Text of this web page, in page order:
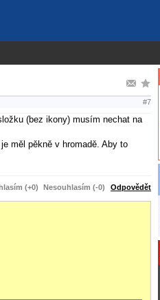
#7
(bez ikony) musím nechat na
měl pěkně v hromadě. Aby to
(+0) Nesouhlasím (-0) Odpovědět